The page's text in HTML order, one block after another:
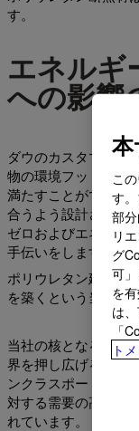
す。
エネルギ
への影響
ダウのカスタマイズ
物の環境フットプリ
満たすことができま
合うよう設計された
ゼロおよびエネルギ
手伝いをします。
ポリウレタン建築断
を築くという当社の
当社の核となるのは
界を押し広げること
ンクラスポートフォ
対する需要の高まり
れています。
こ
す
部
リ
グ
可
を
は
「
ト